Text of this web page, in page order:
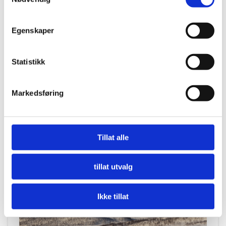
Egenskaper
Statistikk
Markedsføring
Tillat alle
tillat utvalg
Ikke tillat
Finnmark